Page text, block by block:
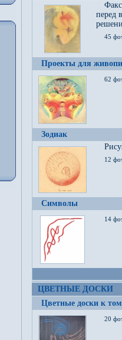
перед
45
Проекты для
62
Зодиак
12
Символы
14
ЦВЕТНЫЕ ДОСКИ
Цветные доски к
20